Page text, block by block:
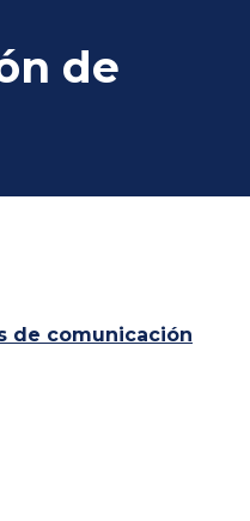
de
de comunicación